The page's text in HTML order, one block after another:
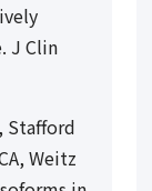
J Clin
Stafford
Weitz